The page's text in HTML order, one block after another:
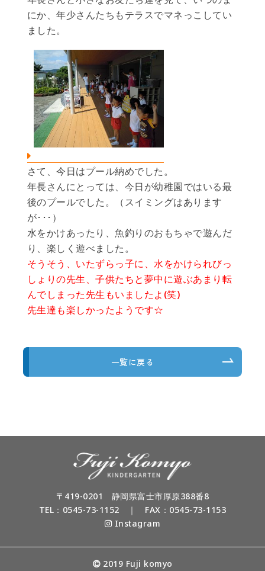
にか、年少さんたちもテラスでマネっこしてい
ました。
さて、今日はプール納めでした。
年長さんにとっては、今日が幼稚園ではいる最
後のプールでした。（スイミングはあります
が･･･）
水をかけあったり、魚釣りのおもちゃで遊んだ
り、楽しく遊べました。
そうそう、いたずらっ子に、水をかけられびっ
しょりの先生、子供たちと夢中に遊ぶあまり転
んでしまった先生もいましたよ(笑)
先生達も楽しかったようです☆
一覧に戻る
〒419-0201 静岡県富士市厚原388番8
TEL： 0545-73-1152 ｜ FAX：0545-73-1153
Instagram
2019 Fuji komyo